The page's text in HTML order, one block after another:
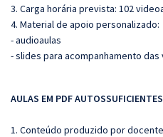
3. Carga horária prevista: 102
4. Material de apoio personalizado:
- audioaulas
- slides para acompanhamento das
AULAS EM PDF
1. Conteúdo produzido por